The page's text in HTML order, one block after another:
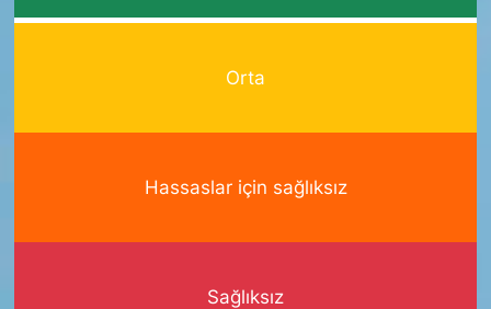
Orta
Hassaslar için sağlıksız
Sağlıksız